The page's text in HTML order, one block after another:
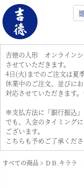
吉徳の人形 オンラインシ
させていただきます。
4日(火)までのご注文は夏
休業中のご注文、並びに
対応させていただきます。
※支払方法に「銀行振込
でも、入金のタイミング
ございます。
こちらも予めご了承くださ
すべての商品 ＤＢ.キララ